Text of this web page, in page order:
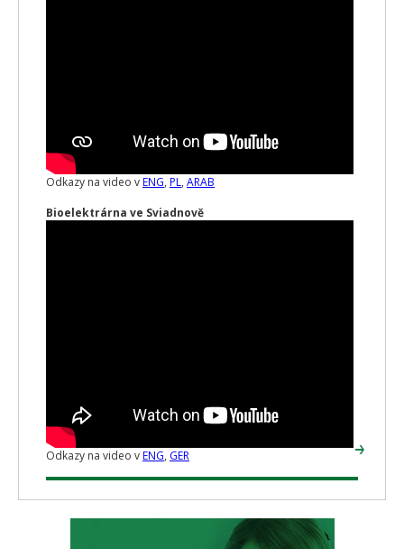
Odkazy na video vENG, PL, ARAB
Bioelektrárna ve Sviadnově
Odkazy na video vENG, GER